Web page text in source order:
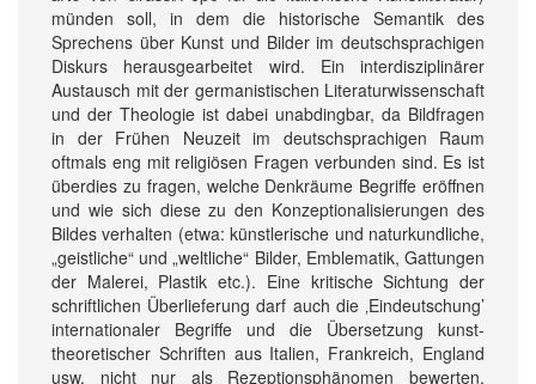
münden soll, in dem die historische Semantik des
Sprechens über Kunst und Bilder im deutsch­sprachigen
Diskurs herausgearbeitet wird. Ein inter­disziplinärer
Austausch mit der germanistischen Literatur­wissenschaft
und der Theologie ist dabei unabdingbar, da Bild­fragen
in der Frühen Neuzeit im deutsch­sprachigen Raum
oftmals eng mit religiösen Fragen verbunden sind. Es ist
überdies zu fragen, welche Denk­räume Begriffe eröffnen
und wie sich diese zu den Konzeptionalisierungen des
Bildes verhalten (etwa: künstlerische und natur­kundliche,
„geistliche“ und „weltliche“ Bilder, Emblematik, Gattungen
der Malerei, Plastik etc.). Eine kritische Sichtung der
schriftlichen Über­lieferung darf auch die ‚Eindeutschung’
inter­nationaler Begriffe und die Übersetzung kunst­
theoretischer Schriften aus Italien, Frankreich, England
usw. nicht nur als Rezeptions­phänomen bewerten.